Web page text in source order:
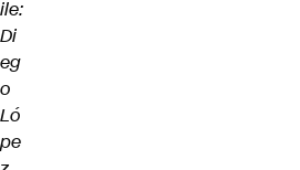
ile:
Di
eg
o
Ló
pe